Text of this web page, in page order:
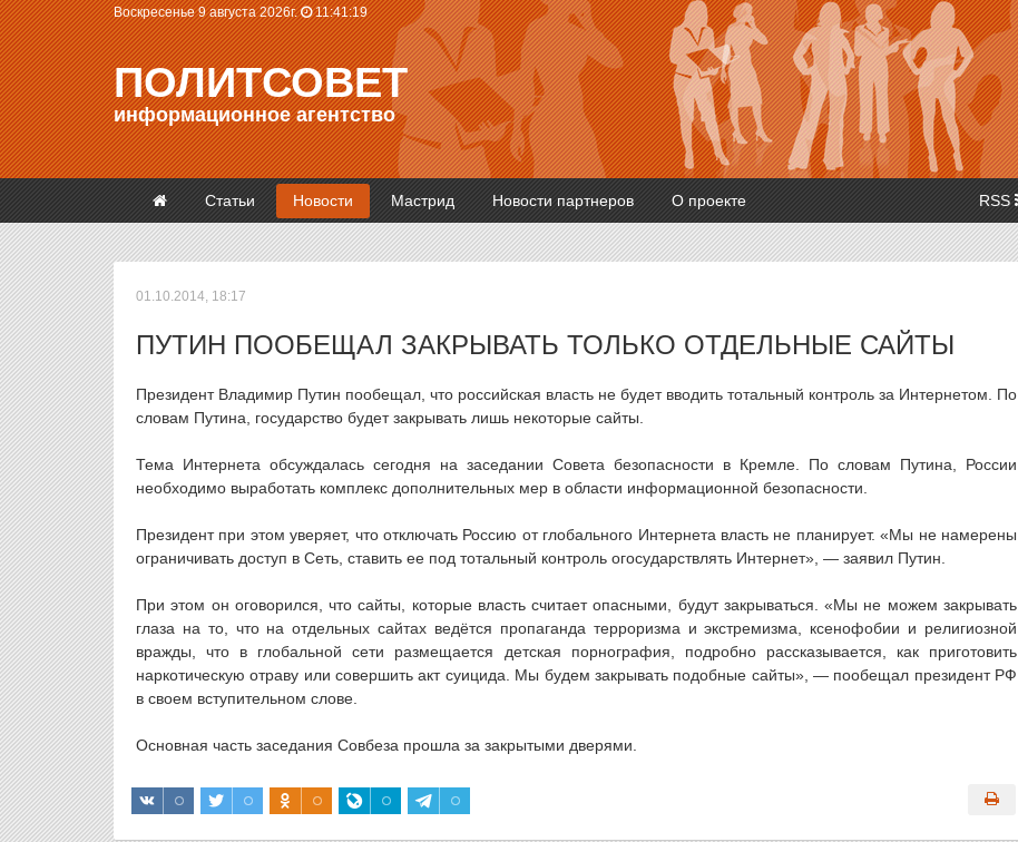
Воскресенье 9 августа 2026г. 11:41:19
ПОЛИТСОВЕТ
информационное агентство
Статьи Новости Мастрид Новости партнеров О проекте RSS
01.10.2014, 18:17
ПУТИН ПООБЕЩАЛ ЗАКРЫВАТЬ ТОЛЬКО ОТДЕЛЬНЫЕ САЙТЫ
Президент Владимир Путин пообещал, что российская власть не будет вводить тотальный контроль за Интернетом. По
словам Путина, государство будет закрывать лишь некоторые сайты.
Тема Интернета обсуждалась сегодня на заседании Совета безопасности в Кремле. По словам Путина, России
необходимо выработать комплекс дополнительных мер в области информационной безопасности.
Президент при этом уверяет, что отключать Россию от глобального Интернета власть не планирует. «Мы не намерены
ограничивать доступ в Сеть, ставить ее под тотальный контроль огосударствлять Интернет», — заявил Путин.
При этом он оговорился, что сайты, которые власть считает опасными, будут закрываться. «Мы не можем закрывать
глаза на то, что на отдельных сайтах ведётся пропаганда терроризма и экстремизма, ксенофобии и религиозной
вражды, что в глобальной сети размещается детская порнография, подробно рассказывается, как приготовить
наркотическую отраву или совершить акт суицида. Мы будем закрывать подобные сайты», — пообещал президент РФ
в своем вступительном слове.
Основная часть заседания Совбеза прошла за закрытыми дверями.